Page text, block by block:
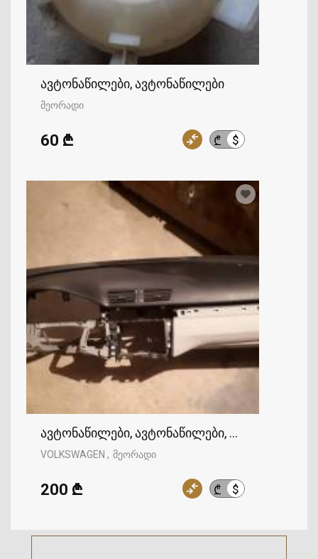
ავტონაწილები, ავტონაწილები
მეორადი
₾ $
60 ₾
ავტონაწილები, ავტონაწილები, VOLKSWAGEN
VOLKSWAGEN მეორადი
₾ $
200 ₾